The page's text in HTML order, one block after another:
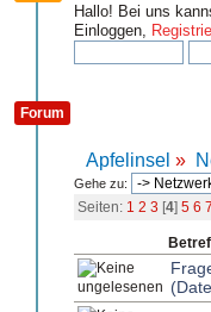
Hallo! Bei uns
Einloggen,
Forum
Apfelinsel »
Gehe zu:
Seiten: 1 2 3 [4] 5 6 7